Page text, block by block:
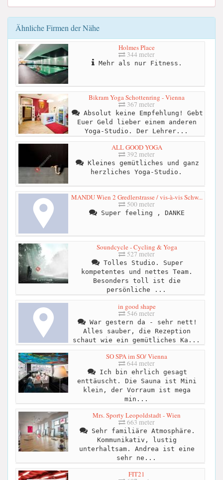
Ähnliche Firmen der Nähe
Holmes Place
344 meter
Mehr als nur Fitness.
Bikram Yoga Schottenring - Vienna
367 meter
Absolut keine Empfehlung! Gebt
Euer Geld lieber einem anderen
Yoga-Studio. Der Lehrer...
ALL GOOD YOGA
392 meter
Kleines gemütliches und ganz
herzliches Yoga-Studio.
MANDU Wien 2 Gredlerstrasse / vis-à-vis Schw...
500 meter
Super feeling , DANKE
Soundcycle - Cycling & Yoga
527 meter
Tolles Studio. Super
kompetentes und nettes Team.
Besonders toll ist die
persönliche ...
in good shape
546 meter
War gestern da - sehr nett!
Alles sauber, die Rezeption
schaut wie ein gemütliches Ka...
SO SPA im SO/ Vienna
644 meter
Ich bin ehrlich gesagt
enttäuscht. Die Sauna ist Mini
klein, der Vorraum ist mega
min...
Mrs. Sporty Leopoldstadt - Wien
663 meter
Sehr familiäre Atmosphäre.
Kommunikativ, lustig
unterhaltsam. Andrea ist eine
sehr ne...
FIT21